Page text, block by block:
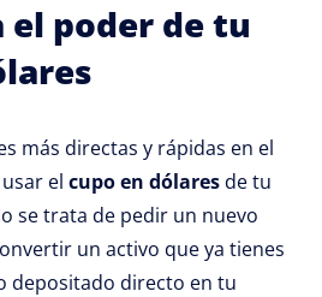
el poder de tu
más directas y rápidas en el
el cupo en dólaresde tu
se trata de pedir un nuevo
un activo que ya tienes
depositado directo en tu